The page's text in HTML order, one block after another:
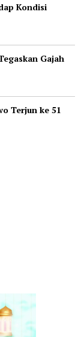
Kondisi
Gajah
Terjun ke 51